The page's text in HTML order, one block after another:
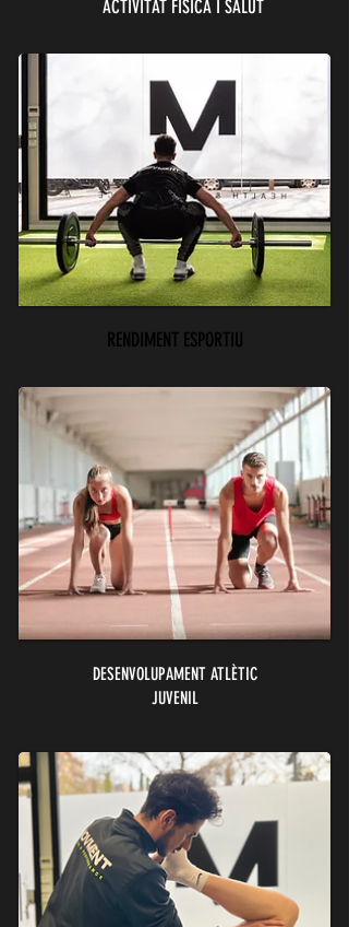
ACTIVITAT FÍSICA I SALUT
RENDIMENT ESPORTIU
DESENVOLUPAMENT ATLÈTIC
JUVENIL